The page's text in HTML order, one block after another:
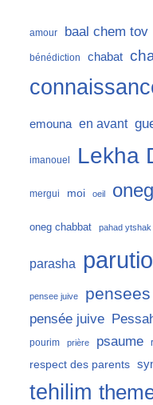
amour baal chem tov
bénédiction chabat
emouna en avant
imanouel Lekha
mergui moi oeil
oneg chabbat pahad ytshak
parasha
pensee juive
pensée juive
pourim
prière psaume
respect des parents
tehilim